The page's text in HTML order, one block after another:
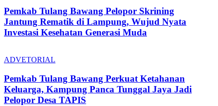
Pemkab Tulang Bawang Pelopor Skrining
Jantung Rematik di Lampung, Wujud Nyata
Investasi Kesehatan Generasi Muda
ADVETORIAL
Pemkab Tulang Bawang Perkuat Ketahanan
Keluarga, Kampung Panca Tunggal Jaya Jadi
Pelopor Desa TAPIS